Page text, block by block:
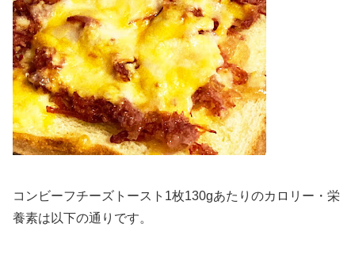
コンビーフチーズトースト1枚130gあたりのカロリー・栄
養素は以下の通りです。